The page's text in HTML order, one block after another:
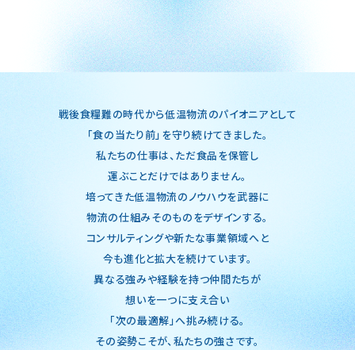
戦後食糧難の時代から低温物流のパイオニアとして
「食の当たり前」を守り続けてきました。
私たちの仕事は、ただ食品を保管し
運ぶことだけではありません。
培ってきた低温物流のノウハウを武器に
物流の仕組みそのものをデザインする。
コンサルティングや新たな事業領域へと
今も進化と拡大を続けています。
異なる強みや経験を持つ仲間たちが
想いを一つに支え合い
「次の最適解」へ挑み続ける。
その姿勢こそが、私たちの強さです。